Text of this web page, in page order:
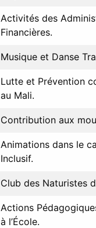
Activités des
Financières.
Musique et Danse
Lutte et Prévention
au Mali.
Contribution aux
Animations dans le
Inclusif.
Club des Naturistes
Actions
à l’École.